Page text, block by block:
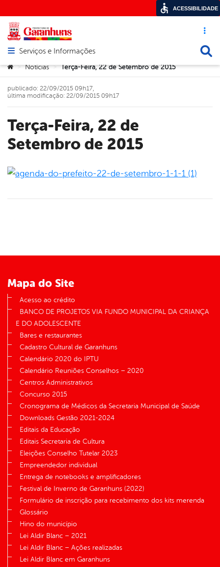
Acesso
Abrir menu principal de navegação
Serviços e Informações
Você está aqui:
> Notícias > Terça-Feira, 22 de Setembro de 2015
Terça-Feira, 22 de
Setembro de 2015
publicado: 22/09/2015 09h17,
última modificação: 22/09/2015 09h17
Mapa do Site
Acesso ao crédito
BANCO DE PROJETOS VIA FUNDO MUNICIPAL DA CRIANÇA
E DO ADOLESCENTE
Bares e restaurantes
Cadastro Cultural de Garanhuns
Calendário 2020 do IPTU
Calendário Reuniões Conselhos – 2020
Centros Administrativos
Concurso 2015
Cronograma de Médicos da Secretaria Municipal de Saúde
Downloads Gestão 2021-2024
Editais da Educação
Editais Secretaria de Cultura
Eleições Conselho Tutelar 2023
Empreendedor individual
Entrega de notebooks e amplificadores
Festival de Inverno de Garanhuns (2022)
Formulário de inscrição para recebimento dos kits merenda
Glossário
Hino do município
Lei Aldir Blanc – 2021
Lei Aldir Blanc – Ações realizadas
Lei Aldir Blanc em Garanhuns
ACESSIBILIDADE